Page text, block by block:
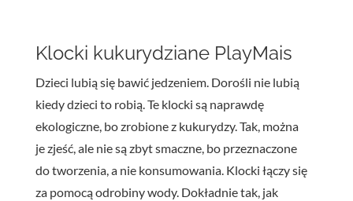
Klocki kukurydziane PlayMais
Dzieci lubią się bawić jedzeniem. Dorośli nie lubią
kiedy dzieci to robią. Te klocki są naprawdę
ekologiczne, bo zrobione z kukurydzy. Tak, można
je zjeść, ale nie są zbyt smaczne, bo przeznaczone
do tworzenia, a nie konsumowania. Klocki łączy się
za pomocą odrobiny wody. Dokładnie tak, jak